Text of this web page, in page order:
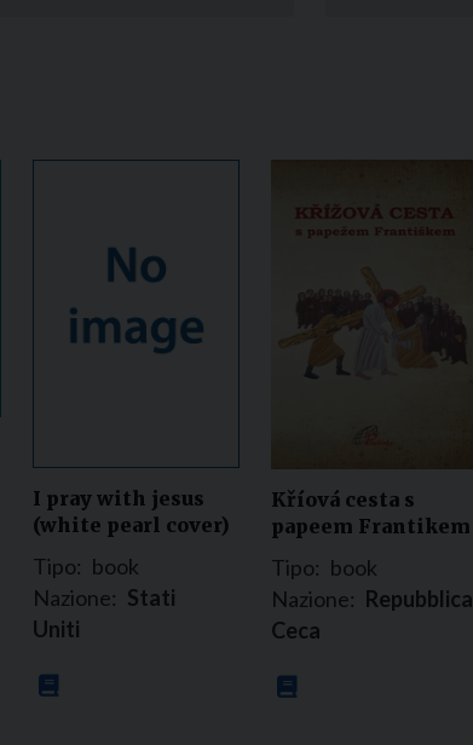
I pray with jesus
(white pearl cover)
Tipo: book
Nazione: Stati
Uniti
Kříová cesta s
papeem Frantikem
Tipo: book
Nazione: Repubblica
Ceca